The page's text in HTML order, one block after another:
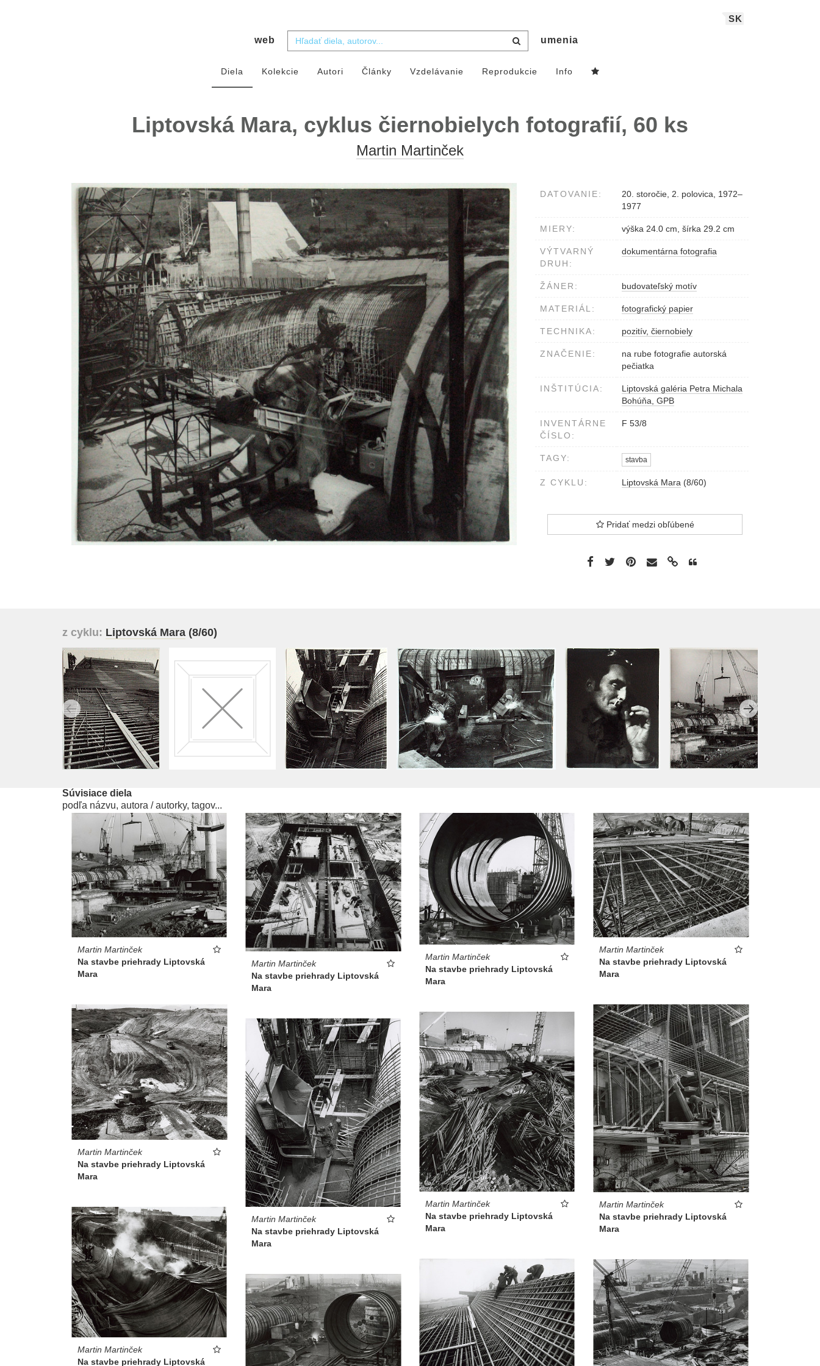
SK
web umenia
Diela Kolekcie Autori Články Vzdelávanie Reprodukcie Info
Liptovská Mara, cyklus čiernobielych fotografií, 60 ks
Martin Martinček
DATOVANIE:
20. storočie, 2. polovica, 1972–
1977
MIERY: výška 24.0 cm, šírka 29.2 cm
VÝTVARNÝ
DRUH:
dokumentárna fotografia
ŽÁNER: budovateľský motív
MATERIÁL: fotografický papier
TECHNIKA: pozitív, čiernobiely
ZNAČENIE:
na rube fotografie autorská
pečiatka
INŠTITÚCIA:
Liptovská galéria Petra Michala
Bohúňa, GPB
INVENTÁRNE
ČÍSLO:
F 53/8
TAGY: stavba
Z CYKLU: Liptovská Mara (8/60)
Pridať medzi obľúbené
z cyklu: Liptovská Mara (8/60)
Súvisiace diela
podľa názvu, autora / autorky, tagov...
Martin Martinček
Na stavbe priehrady Liptovská
Mara
Martin Martinček
Na stavbe priehrady Liptovská
Mara
Martin Martinček
Na stavbe priehrady Liptovská
Mara
Martin Martinček
Na stavbe priehrady Liptovská
Mara
Martin Martinček
Na stavbe priehrady Liptovská
Mara
Martin Martinček
Na stavbe priehrady Liptovská
Mara
Martin Martinček
Na stavbe priehrady Liptovská
Mara
Martin Martinček
Na stavbe priehrady Liptovská
Mara
Martin Martinček
Na stavbe priehrady Liptovská